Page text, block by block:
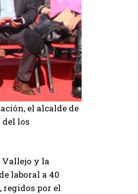
el alcalde de
los
Vallejo y la
laboral a 40
regidos por el